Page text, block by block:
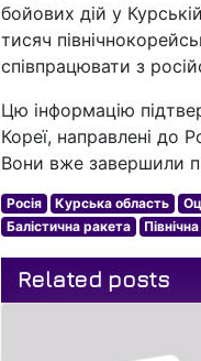
бойових дій у
тисяч
співпрацювати з
Цю інформацію
Кореї, направлені до
Вони вже завершили
Росія Курська область
Балістична ракета
Related posts